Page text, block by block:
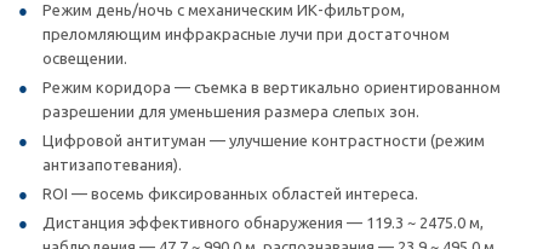
Режим день/ночь с механическим ИК-фильтром,
преломляющим инфракрасные лучи при достаточном
освещении.
Режим коридора — съемка в вертикально ориентированном
разрешении для уменьшения размера слепых зон.
Цифровой антитуман — улучшение контрастности (режим
антизапотевания).
ROI — восемь фиксированных областей интереса.
Дистанция эффективного обнаружения — 119.3 ~ 2475.0 м,